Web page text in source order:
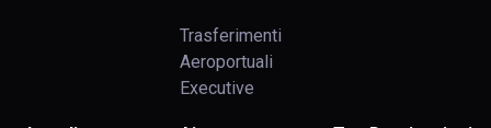
Trasferimenti
Aeroportuali
Executive